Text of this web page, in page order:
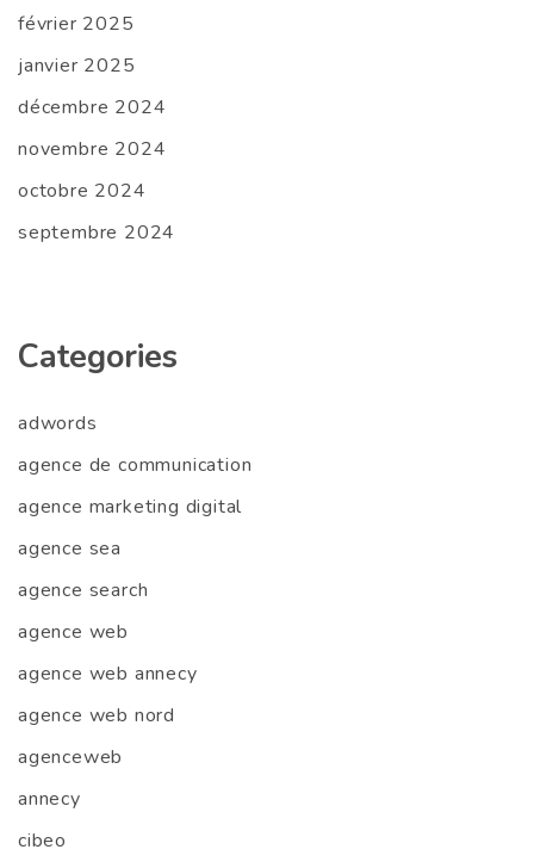
février 2025
janvier 2025
décembre 2024
novembre 2024
octobre 2024
septembre 2024
Categories
adwords
agence de communication
agence marketing digital
agence sea
agence search
agence web
agence web annecy
agence web nord
agenceweb
annecy
cibeo